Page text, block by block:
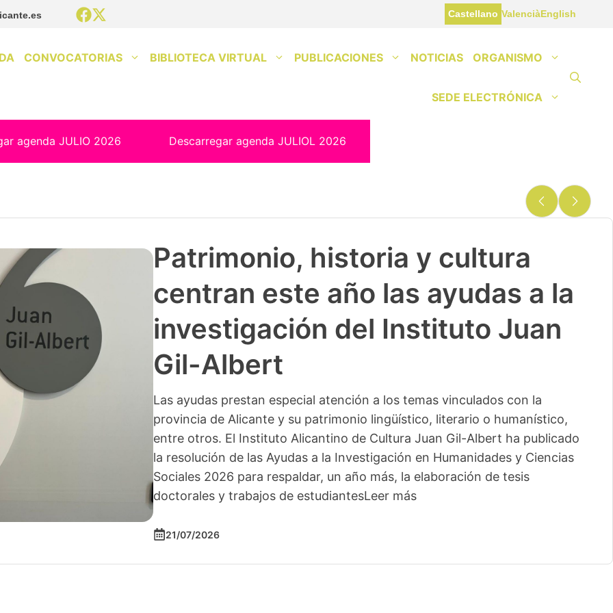
Castellano ValenciàEnglish
CONVOCATORIAS BIBLIOTECA VIRTUAL PUBLICACIONES NOTICIAS ORGANISMO
SEDE ELECTRÓNICA
agenda JULIO 2026 Descarregar agenda JULIOL 2026
Patrimonio, historia y cultura
centran este año las ayudas a la
investigación del Instituto Juan
Gil-Albert
Las ayudas prestan especial atención a los temas vinculados con la
provincia de Alicante y su patrimonio lingüístico, literario o humanístico,
entre otros. El Instituto Alicantino de Cultura Juan Gil-Albert ha publicado
la resolución de las Ayudas a la Investigación en Humanidades y Ciencias
Sociales 2026 para respaldar, un año más, la elaboración de tesis
doctorales y trabajos de estudiantesLeer más
21/07/2026